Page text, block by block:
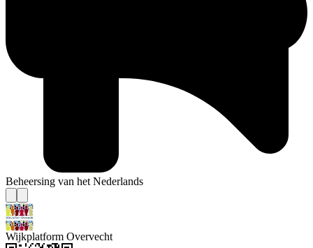
Beheersing van het Nederlands
Wijkplatform Overvecht